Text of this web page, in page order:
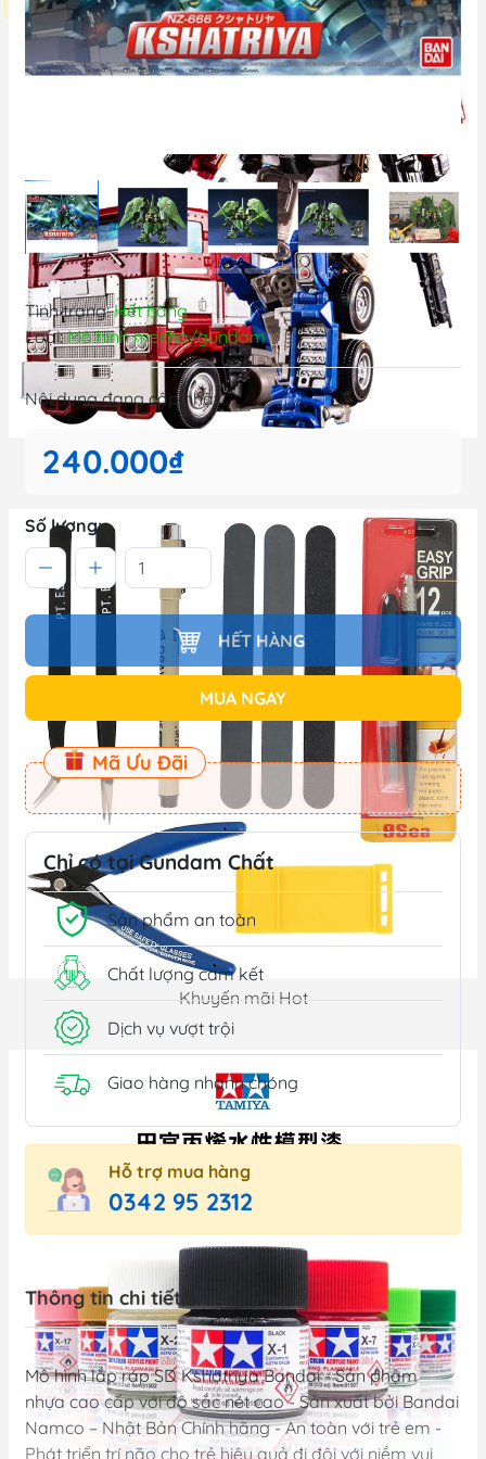
Khuyến mãi Hot
Tình trạng:Hết hàng
Loại:Mô hình mecha/gundam
Nội dung đang cập nhật...
240.000₫
Số lượng:
HẾT HÀNG
MUA NGAY
Mã Ưu Đãi
Chỉ có tại Gundam Chất
Sản phẩm an toàn
Chất lượng cam kết
Dịch vụ vượt trội
Giao hàng nhanh chóng
Hỗ trợ mua hàng
0342 95 2312
Thông tin chi tiết
Mô hình lắp ráp SD Kshatriya Bandai - Sản phậm
nhựa cao cấp với độ sắc nét cao - Sản xuất bởi Bandai
Namco – Nhật Bản Chính hãng - An toàn với trẻ em -
Phát triển trí não cho trẻ hiệu quả đi đôi với niềm vui